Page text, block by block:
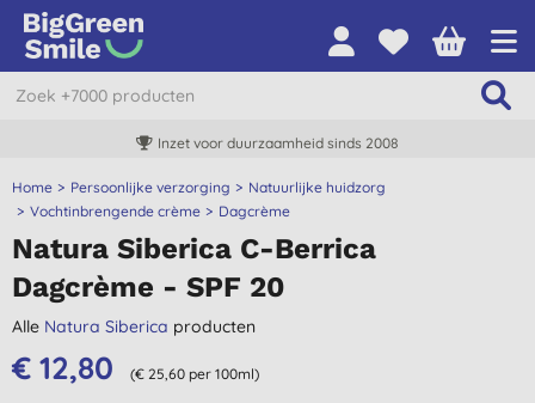
Inzet voor duurzaamheid sinds 2008
Home Persoonlijke verzorging
Natuurlijke huidzorg
Vochtinbrengende crème
Dagcrème
Natura Siberica C-Berrica
Dagcrème - SPF 20
Alle Natura Siberica producten
€ 12,80 (€ 25,60 per 100ml)